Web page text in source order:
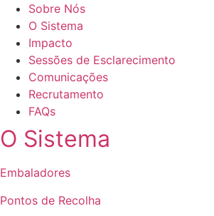
Sobre Nós
O Sistema
Impacto
Sessões de Esclarecimento
Comunicações
Recrutamento
FAQs
O Sistema
Embaladores
Pontos de Recolha